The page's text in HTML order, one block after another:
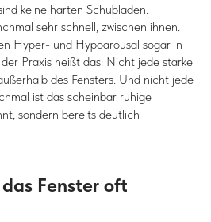
keine harten Schubladen.
sehr schnell, zwischen ihnen.
Hyper- und Hypoarousal sogar in
Praxis heißt das: Nicht jede starke
des Fensters. Und nicht jede
ist das scheinbar ruhige
sondern bereits deutlich
Fenster oft